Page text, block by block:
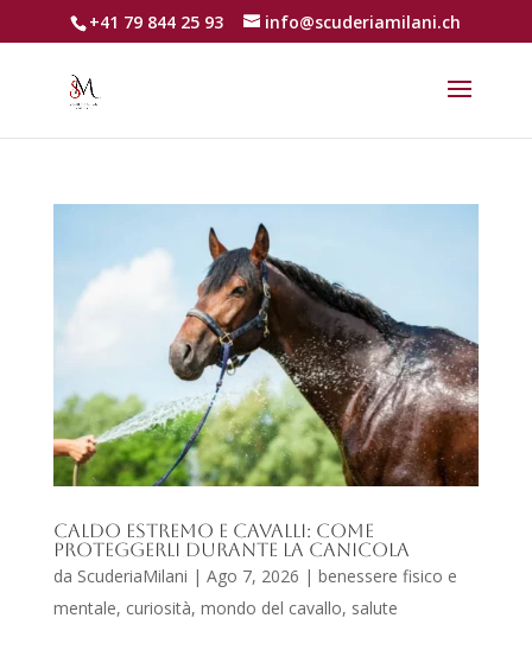
+41 79 844 25 93 info@scuderiamilani.ch
Caldo estremo e cavalli: come
proteggerli durante la canicola
da ScuderiaMilani | Ago 7, 2026 | benessere fisico e
mentale, curiosità, mondo del cavallo, salute